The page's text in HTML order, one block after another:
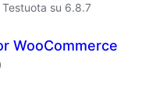
Testuota su 6.8.7
WooCommerce